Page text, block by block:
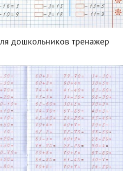
дошкольников тренажер